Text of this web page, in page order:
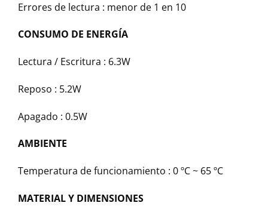
Errores de lectura : menor de 1 en 10
CONSUMO DE ENERGÍA
Lectura / Escritura : 6.3W
Reposo : 5.2W
Apagado : 0.5W
AMBIENTE
Temperatura de funcionamiento : 0 ºC ~ 65 ºC
MATERIAL Y DIMENSIONES